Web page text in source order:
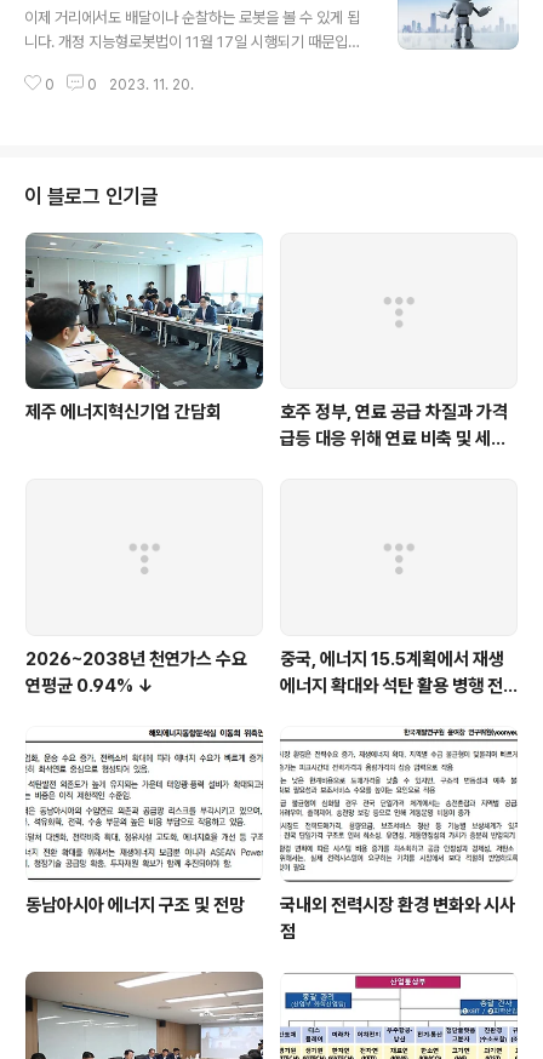
nho) 에너지안보탄소중립부 장관 - 신규 원전 건설을 핵심
협력 분야로 지정 ⇒ 한전과 영국 원자력청 간 상호 협력 지
부 협의 √ 양국 기업‧기관 간 : 총 8건의 MOU - 신규 원전
이제 거리에서도 배달이나 순찰하는 로봇을 볼 수 있게 됩
니다. 개정 지능형로봇법이 11월 17일 시행되기 때문입니
다. 보도에서 실외이동로봇을 운용하려는 사람은 의무적으
등 16가지 시험 항목에서 로봇의 안전성을 검증받아야 합
니다. 산업부는 개정 지능형로봇법이 시행되는 17일부터
실외이동로봇 운행안전인증기관 지정 신청을 접수받으며,
이달 중 운행안전인증기관을 신규 지정할 예정입니다. 또
한국로봇산업협회를 손해보장사업 실시기관으로 지정해
실외이동로봇 운용자가 가입해야 할 보험상품의 출시를 ..
0 0 2023. 11. 20.
이 블로그 인기글
제주 에너지혁신기업 간담회
호주 정부, 연료 공급 차질과 가격
급등 대응 위해 연료 비축 및 세제
2026~2038년 천연가스 수요
연평균 0.94% ↓
중국, 에너지 15.5계획에서 재생
에너지 확대와 석탄 활용 병행 전
동남아시아 에너지 구조 및 전망
국내외 전력시장 환경 변화와 시사
점